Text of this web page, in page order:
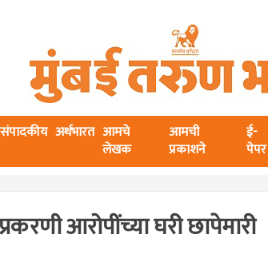
संपादकीय अर्थभारत आमचे
लेखक
आमची
प्रकाशने
ई-
पेपर
आरोपींच्या घरी छापेमारी